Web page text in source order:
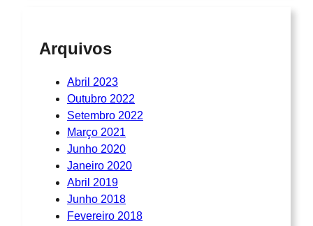
Arquivos
Abril 2023
Outubro 2022
Setembro 2022
Março 2021
Junho 2020
Janeiro 2020
Abril 2019
Junho 2018
Fevereiro 2018